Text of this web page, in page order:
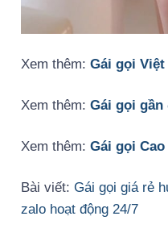
Xem thêm: Gái gọi
Xem thêm: Gái gọi gần
Xem thêm: Gái gọi Cao
Bài viết: Gái gọi giá rẻ
zalo hoạt động 24/7